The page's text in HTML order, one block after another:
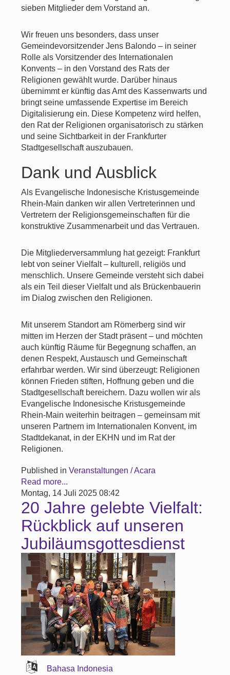
sieben Mitglieder dem Vorstand an.
Wir freuen uns besonders, dass unser
Gemeindevorsitzender Jens Balondo – in seiner
Rolle als Vorsitzender des Internationalen
Konvents – in den Vorstand des Rats der
Religionen gewählt wurde. Darüber hinaus
übernimmt er künftig das Amt des Kassenwarts und
bringt seine umfassende Expertise im Bereich
Digitalisierung ein. Diese Kompetenz wird helfen,
den Rat der Religionen organisatorisch zu stärken
und seine Sichtbarkeit in der Frankfurter
Stadtgesellschaft auszubauen.
Dank und Ausblick
Als Evangelische Indonesische Kristusgemeinde
Rhein-Main danken wir allen Vertreterinnen und
Vertretern der Religionsgemeinschaften für die
konstruktive Zusammenarbeit und das Vertrauen.
Die Mitgliederversammlung hat gezeigt: Frankfurt
lebt von seiner Vielfalt – kulturell, religiös und
menschlich. Unsere Gemeinde versteht sich dabei
als ein Teil dieser Vielfalt und als Brückenbauerin
im Dialog zwischen den Religionen.
Mit unserem Standort am Römerberg sind wir
mitten im Herzen der Stadt präsent – und möchten
auch künftig Räume für Begegnung schaffen, an
denen Respekt, Austausch und Gemeinschaft
erfahrbar werden. Wir sind überzeugt: Religionen
können Frieden stiften, Hoffnung geben und die
Stadtgesellschaft bereichern. Dazu wollen wir als
Evangelische Indonesische Kristusgemeinde
Rhein-Main weiterhin beitragen – gemeinsam mit
unseren Partnern im Internationalen Konvent, im
Stadtdekanat, in der EKHN und im Rat der
Religionen.
Published in Veranstaltungen / Acara
Read more...
Montag, 14 Juli 2025 08:42
20 Jahre gelebte Vielfalt:
Rückblick auf unseren
Jubiläumsgottesdienst
Bahasa Indonesia